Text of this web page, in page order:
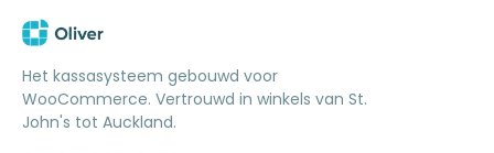
Het kassasysteem gebouwd voor
WooCommerce. Vertrouwd in winkels van St.
John's tot Auckland.